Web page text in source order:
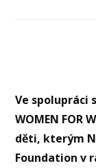
Ve spolupráci
WOMEN FOR
děti, kterým
Foundation v